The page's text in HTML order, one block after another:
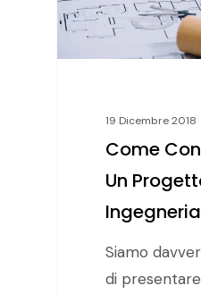
19 Dicembre 2018
Come
Un
Ingegneria
Siamo
di